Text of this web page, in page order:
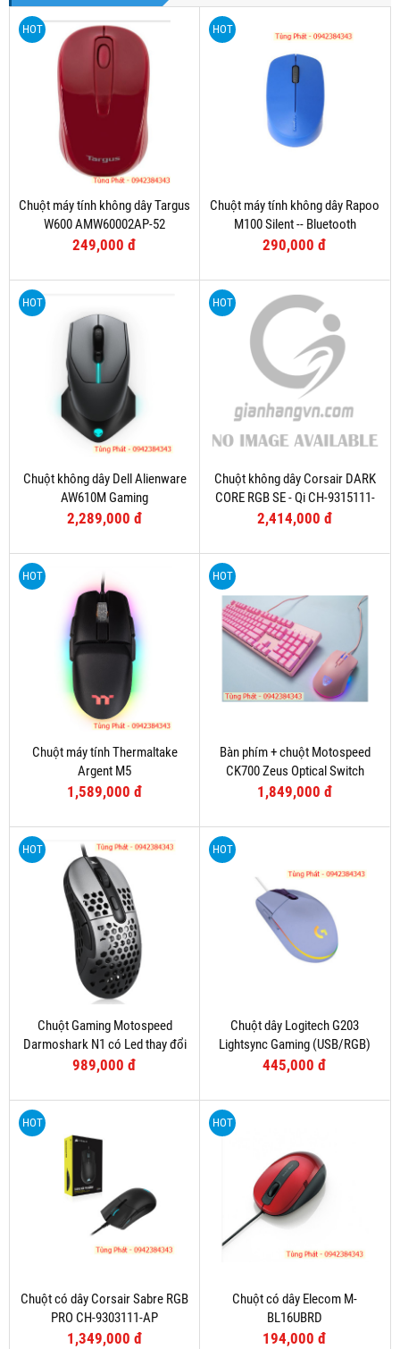
HOT
Chuột máy tính không dây Targus
W600 AMW60002AP-52
249,000 đ
HOT
Chuột máy tính không dây Rapoo
M100 Silent -- Bluetooth
290,000 đ
HOT
Chuột không dây Dell Alienware
AW610M Gaming
2,289,000 đ
HOT
Chuột không dây Corsair DARK
CORE RGB SE - Qi CH-9315111-
AP
2,414,000 đ
HOT
Chuột máy tính Thermaltake
Argent M5
1,589,000 đ
HOT
Bàn phím + chuột Motospeed
CK700 Zeus Optical Switch
(Hồng)
1,849,000 đ
HOT
Chuột Gaming Motospeed
Darmoshark N1 có Led thay đổi
theo DPI
989,000 đ
HOT
Chuột dây Logitech G203
Lightsync Gaming (USB/RGB)
Tím
445,000 đ
HOT
Chuột có dây Corsair Sabre RGB
PRO CH-9303111-AP
1,349,000 đ
HOT
Chuột có dây Elecom M-
BL16UBRD
194,000 đ